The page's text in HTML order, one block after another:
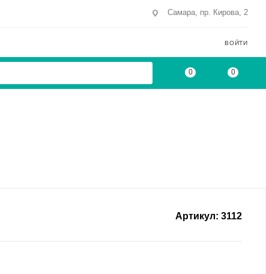
Самара, пр. Кирова, 2
ВОЙТИ
0 0
Артикул: 3112